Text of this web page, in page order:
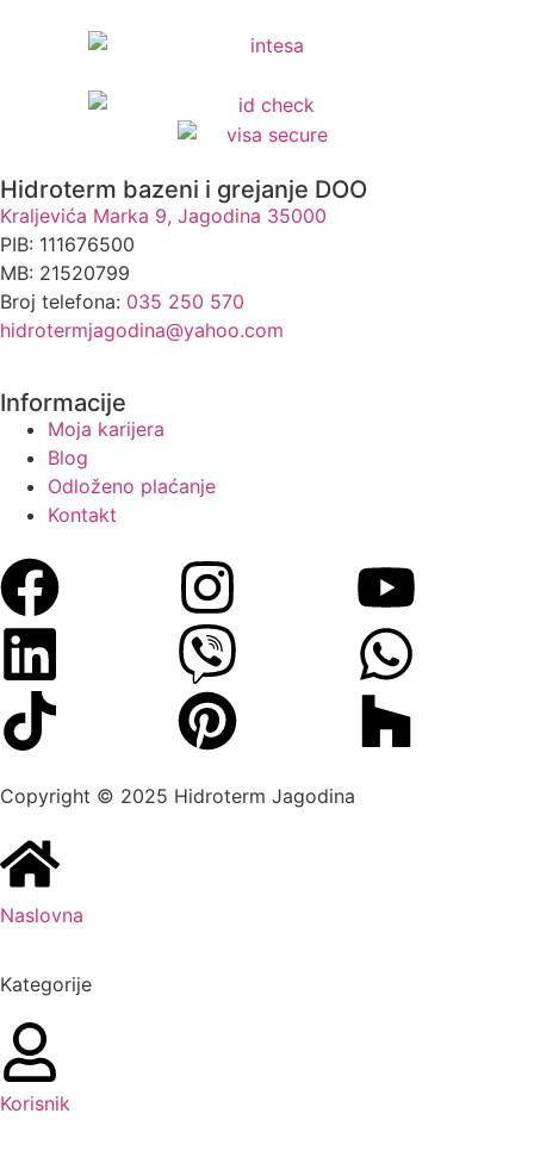
Hidroterm bazeni i grejanje DOO
Kraljevića Marka 9, Jagodina 35000
PIB: 111676500
MB: 21520799
Broj telefona: 035 250 570
hidrotermjagodina@yahoo.com
Informacije
Moja karijera
Blog
Odloženo plaćanje
Kontakt
Copyright © 2025 Hidroterm Jagodina
Naslovna
Kategorije
Korisnik